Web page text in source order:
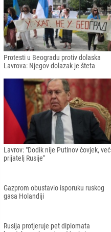
Protesti u Beogradu protiv dolaska
Lavrova: Njegov dolazak je šteta
Lavrov: "Dodik nije Putinov čovjek, već
prijatelj Rusije"